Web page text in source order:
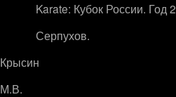
Karate: Кубок России. Год
Серпухов.
Крысин
М.В.